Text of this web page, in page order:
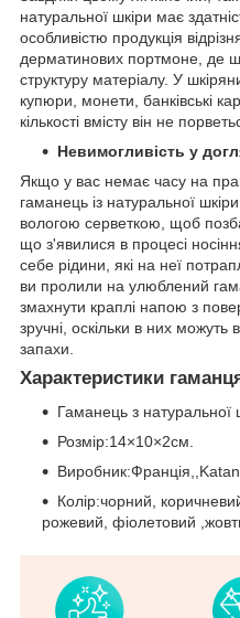
натуральної шкіри має
особливістю продукція
дерматинових портмоне, де
структуру матеріалу. У
купюри, монети, банківські
кількості вмісту він не
Невимогливість у
Якщо у вас немає часу на
гаманець із натуральної
вологою серветкою, щоб
що з'явилися в процесі
себе рідини, які на неї
ви пролили на улюблений
змахнути краплі напою з
зручні, оскільки в них можуть
запахи.
Характеристики
Гаманець з натуральної
Розмір:14×10×2см.
Колір:чорний,
рожевий, фіолетовий